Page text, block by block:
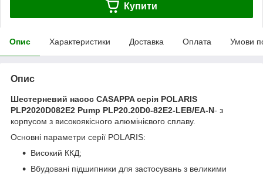
Купити
Опис Характеристики Доставка Оплата Умови
Опис
Шестерневий насос CASAPPA серія POLARIS
PLP2020D082E2 Pump PLP20.20D0-82E2-LEB/EA-N- з
корпусом з високоякісного алюмінієвого сплаву.
Основні параметри серії POLARIS:
Високий ККД;
Вбудовані підшипники для застосувань з великими